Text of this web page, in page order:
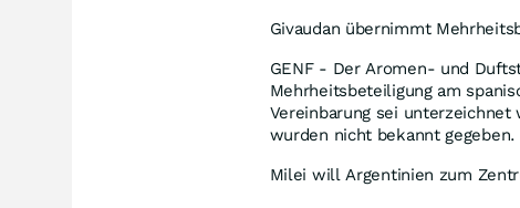
Givaudan übernimmt
GENF - Der Aromen- und
Mehrheitsbeteiligung am
Vereinbarung sei
wurden nicht bekannt gegeben.
Milei will Argentinien zum